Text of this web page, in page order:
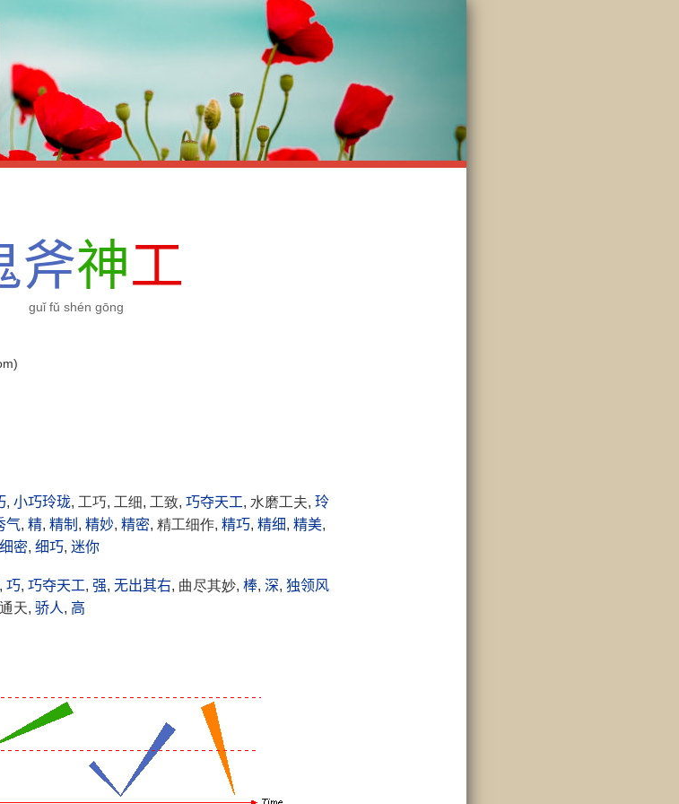
斧神工
guǐ fǔ shén gōng
, 小巧玲珑, 工巧, 工细, 工致, 巧夺天工, 水磨工夫, 玲
气, 精, 精制 , 精妙, 精密, 精工细作, 精巧, 精细, 精美,
细密, 细巧, 迷你
巧, 巧夺天工, 强, 无出其右, 曲尽其妙, 棒, 深, 独领风
天, 骄人, 高